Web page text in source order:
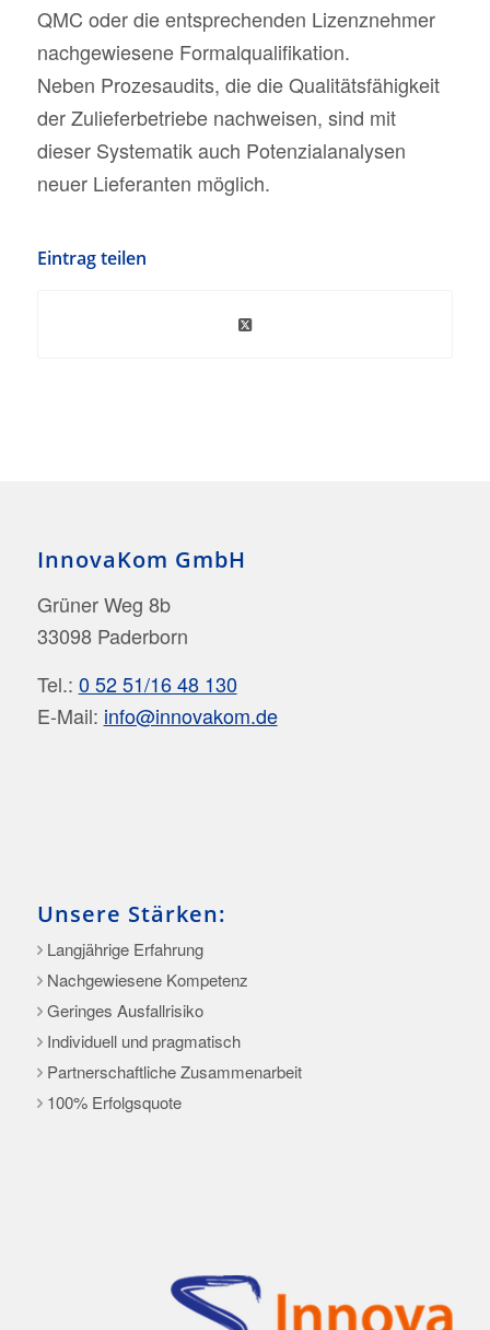
QMC oder die entsprechenden Lizenznehmer
nachgewiesene Formalqualifikation.
Neben Prozesaudits, die die Qualitätsfähigkeit
der Zulieferbetriebe nachweisen, sind mit
dieser Systematik auch Potenzialanalysen
neuer Lieferanten möglich.
Eintrag teilen
InnovaKom GmbH
Grüner Weg 8b
33098 Paderborn
Tel.: 0 52 51/16 48 130
E-Mail: info@innovakom.de
Unsere Stärken:
Langjährige Erfahrung
Nachgewiesene Kompetenz
Geringes Ausfallrisiko
Individuell und pragmatisch
Partnerschaftliche Zusammenarbeit
100% Erfolgsquote